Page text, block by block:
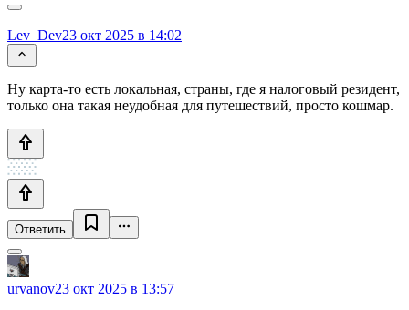
Lev_Dev23 окт 2025 в 14:02
Ну карта-то есть локальная, страны, где я налоговый резидент,
только она такая неудобная для путешествий, просто кошмар.
Ответить
urvanov23 окт 2025 в 13:57